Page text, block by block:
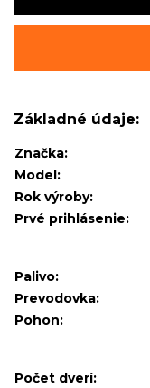
Základné údaje:
Značka:
Model:
Rok výroby:
Prvé prihlásenie:
Palivo:
Prevodovka:
Pohon:
Počet dverí: